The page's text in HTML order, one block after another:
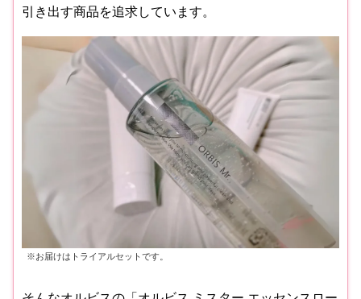
引き出す商品を追求しています。
※お届けはトライアルセットです。